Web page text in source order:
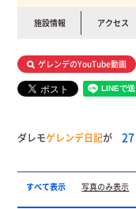
施設情報 アクセス
ゲレンデのYouTube動画
ダレモゲレンデ日記が27
すべて表示 写真のみ表示